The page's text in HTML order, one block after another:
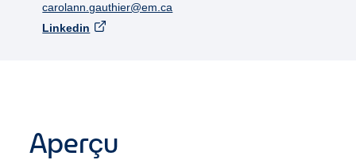
carolann.gauthier@em.ca
Linkedin
Aperçu